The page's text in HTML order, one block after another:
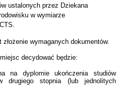
ustalonych przez Dziekana
w wymiarze
wymaganych dokumentów.
decydować będzie:
na dyplomie ukończenia studiów
drugiego stopnia (lub jednolitych